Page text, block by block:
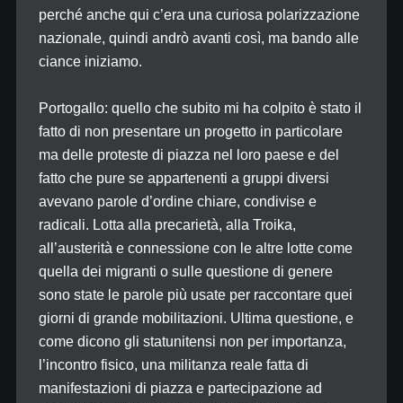
perché anche qui c’era una curiosa polarizzazione
nazionale, quindi andrò avanti così, ma bando alle
ciance iniziamo.
Portogallo: quello che subito mi ha colpito è stato il
fatto di non presentare un progetto in particolare
ma delle proteste di piazza nel loro paese e del
fatto che pure se appartenenti a gruppi diversi
avevano parole d’ordine chiare, condivise e
radicali. Lotta alla precarietà, alla Troika,
all’austerità e connessione con le altre lotte come
quella dei migranti o sulle questione di genere
sono state le parole più usate per raccontare quei
giorni di grande mobilitazioni. Ultima questione, e
come dicono gli statunitensi non per importanza,
l’incontro fisico, una militanza reale fatta di
manifestazioni di piazza e partecipazione ad